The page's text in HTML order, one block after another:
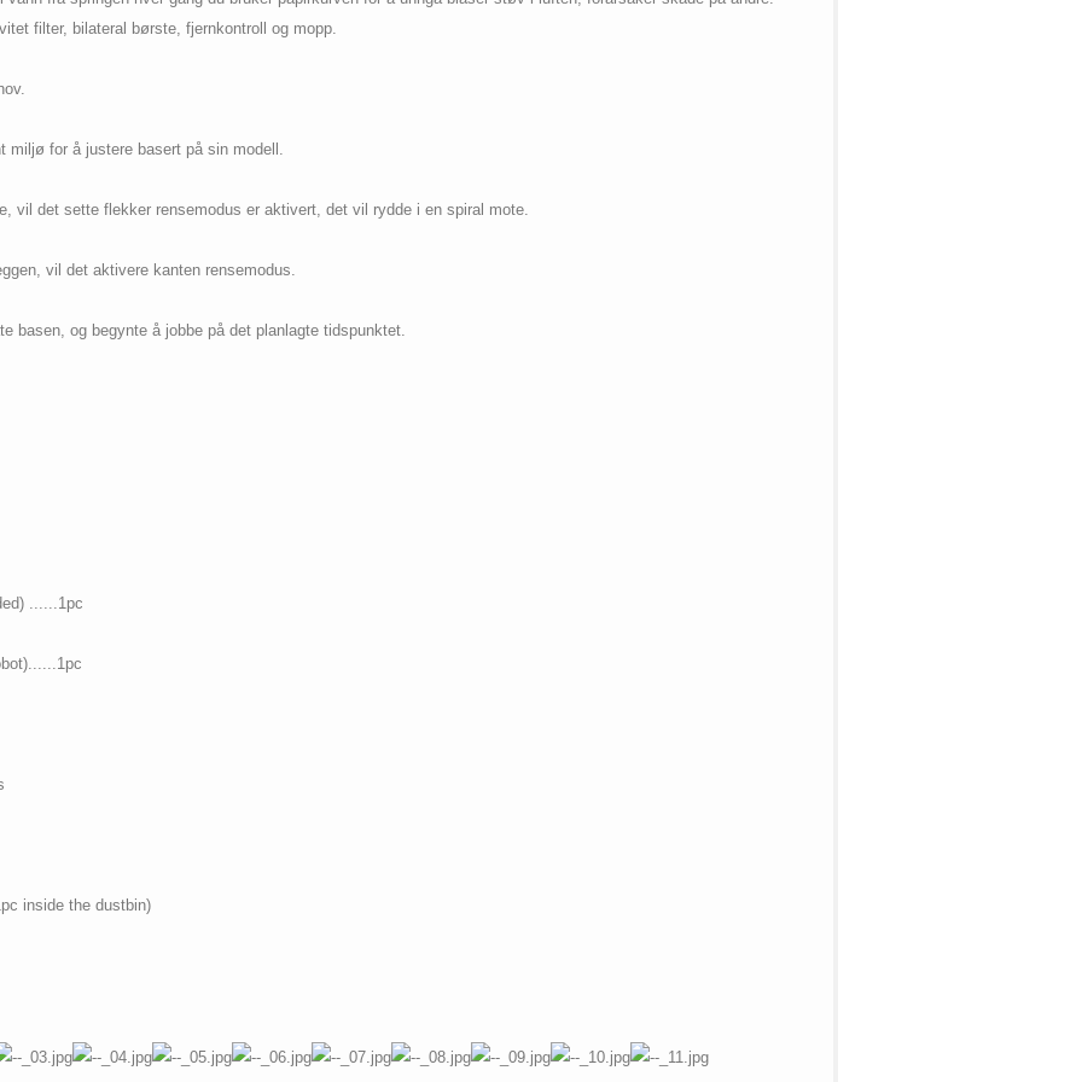
filter, bilateral børste, fjernkontroll og mopp.
miljø for å justere basert på sin modell.
vil det sette flekker rensemodus er aktivert, det vil rydde i en spiral mote.
vil det aktivere kanten rensemodus.
basen, og begynte å jobbe på det planlagte tidspunktet.
......1pc
inside the dustbin)